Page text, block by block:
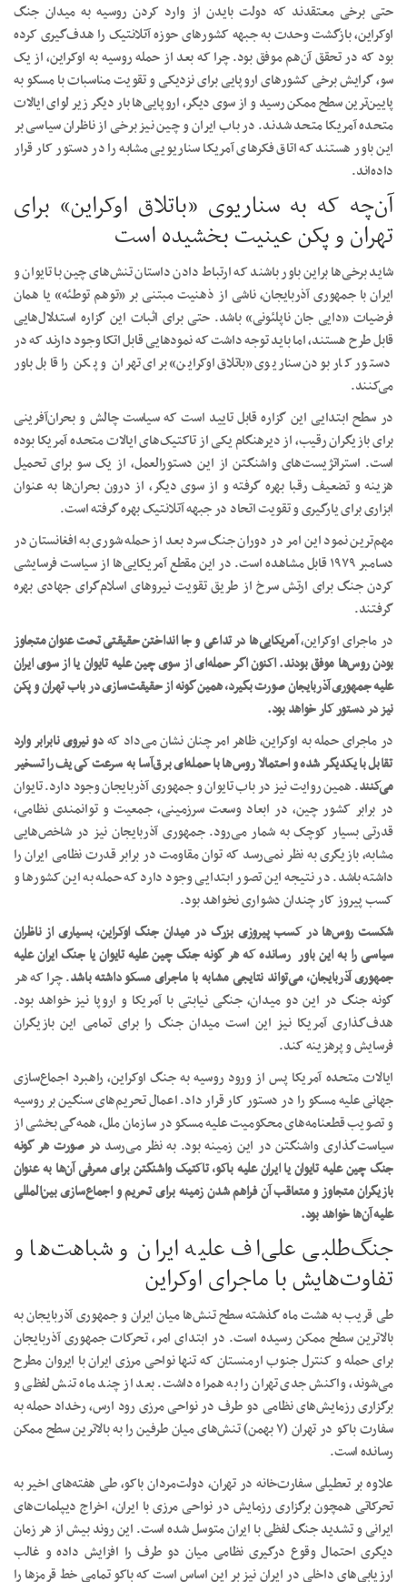
حتی برخی معتقدند که دولت بایدن از وارد کردن روسیه به میدان جنگ
اوکراین، بازگشت وحدت به جبهه کشور‌های حوزه آتلانتیک را هدف‌گیری کرده
بود که در تحقق آن‌هم موفق بود. چرا که بعد از حمله روسیه به اوکراین، از یک
سو، گرایش برخی کشور‌های اروپایی برای نزدیکی و تقویت مناسبات با مسکو به
پایین‌ترین سطح ممکن رسید و از سوی دیگر، اروپایی‌ها بار دیگر زیر لوای ایالات
متحده آمریکا متحد شدند. در باب ایران و چین نیز برخی از ناظران سیاسی بر
این باور هستند که اتاق فکر‌های آمریکا سناریویی مشابه را در دستور کار قرار
داده‌اند.
آن‌چه که به سناریوی «باتلاق اوکراین» برای
تهران و پکن عینیت بخشیده است
شاید برخی‌ها براین باور باشند که ارتباط دادن داستان تنش‌های چین با تایوان و
ایران با جمهوری آذربایجان، ناشی از ذهنیت مبتنی بر «توهم توطئه» یا همان
فرضیات «دایی جان ناپلئونی» باشد. حتی برای اثبات این گزاره استدلال‌هایی
قابل طرح هستند، اما باید توجه داشت که نمود‌هایی قابل اتکا وجود دارند که در
دستور کار بودن سناریوی «باتلاق اوکراین» برای تهران و پکن را قابل باور
می‌کنند.
در سطح ابتدایی این گزاره قابل تایید است که سیاست چالش و بحران‌آفرینی
برای بازیگران رقیب، از دیرهنگام یکی از تاکتیک‌های ایالات متحده آمریکا بوده
است. استراتژیست‌های واشنگتن از این دستورالعمل، از یک سو برای تحمیل
هزینه و تضعیف رقبا بهره گرفته و از سوی دیگر، از درون بحران‌ها به عنوان
ابزاری برای یارگیری و تقویت اتحاد در جبهه آتلانتیک بهره گرفته است.
مهم‌ترین نمود این امر در دوران جنگ سرد بعد از حمله شوری به افغانستان در
دسامبر ۱۹۷۹ قابل مشاهده است. در این مقطع آمریکایی‌ها از سیاست فرسایشی
کردن جنگ برای ارتش سرخ از طریق تقویت نیرو‌های اسلام‌گرای جهادی بهره
گرفتند.
در ماجرای اوکراین،آمریکایی‌ها در تداعی و جا انداختن حقیقتی تحت عنوان متجاوز
بودن روس‌ها موفق بودند. اکنون اگر حمله‌ای از سوی چین علیه تایوان یا از سوی ایران
علیه جمهوری آذربایجان صورت بگیرد، همین گونه از حقیقت‌سازی در باب تهران و پکن
نیز در دستور کار خواهد بود.
در ماجرای حمله به اوکراین، ظاهر امر چنان نشان می‌داد کهدو نیروی نابرابر وارد
تقابل با یکدیگر شده و احتمالا روس‌ها با حمله‌ای برق‌آسا به سرعت کی‌یف را تسخیر
می‌کنند. همین روایت نیز در باب تایوان و جمهوری آذربایجان وجود دارد. تایوان
در برابر کشور چین، در ابعاد وسعت سرزمینی، جمعیت و توانمندی نظامی،
قدرتی بسیار کوچک به شمار می‌رود. جمهوری آذربایجان نیز در شاخص‌هایی
مشابه، بازیگری به نظر نمی‌رسد که توان مقاومت در برابر قدرت نظامی ایران را
داشته باشد. در نتیجه این تصور ابتدایی وجود دارد که حمله به این کشور‌ها و
کسب پیروز کار چندان دشواری نخواهد بود.
شکست روس‌ها در کسب پیروزی بزرگ در میدان جنگ اوکراین، بسیاری از ناظران
سیاسی را به این باور رسانده که هر گونه جنگ چین علیه تایوان یا جنگ ایران علیه
جمهوری آذربایجان، می‌تواند نتایجی مشابه با ماجرای مسکو داشته باشد. چرا که هر
گونه جنگ در این دو میدان، جنگی نیابتی با آمریکا و اروپا نیز خواهد بود.
هدف‌گذاری آمریکا نیز این است میدان جنگ را برای تمامی این بازیگران
فرسایش و پرهزینه کند.
ایالات متحده آمریکا پس از ورود روسیه به جنگ اوکراین، راهبرد اجماع‌سازی
جهانی علیه مسکو را در دستور کار قرار داد. اعمال تحریم‌های سنگین بر روسیه
و تصویب قطعنامه‌های محکومیت علیه مسکو در سازمان ملل، همه‌گی بخشی از
سیاست‌گذاری واشنگتن در این زمینه بود. به نظر می‌رسد در صورت هر گونه
جنگ چین علیه تایوان یا ایران علیه باکو، تاکتیک واشنگتن برای معرفی آن‌ها به عنوان
بازیگران متجاوز و متعاقب آن فراهم شدن زمینه برای تحریم و اجماع‌سازی بین‌المللی
علیه آن‌ها خواهد بود.
جنگ‌طلبی علی‌اف علیه ایران و شباهت‌ها و
تفاوت‌هایش با ماجرای اوکراین
طی قریب به هشت ماه گذشته سطح تنش‌ها میان ایران و جمهوری آذربایجان به
بالاترین سطح ممکن رسیده است. در ابتدای امر، تحرکات جمهوری آذربایجان
برای حمله و کنترل جنوب ارمنستان که تنها نواحی مرزی ایران با ایروان مطرح
می‌شوند، واکنش جدی تهران را به همراه داشت. بعد از چند ماه تنش لفظی و
برگزاری رزمایش‌های نظامی دو طرف در نواحی مرزی رود ارس، رخداد حمله به
سفارت باکو در تهران (۷ بهمن) تنش‌های میان طرفین را به بالاترین سطح ممکن
رسانده است.
علاوه بر تعطیلی سفارت‌خانه در تهران، دولت‌مردان باکو، طی هفته‌های اخیر به
تحرکاتی همچون برگزاری رزمایش در نواحی مرزی با ایران، اخراج دیپلمات‌های
ایرانی و تشدید جنگ لفظی با ایران متوسل شده است. این روند بیش از هر زمان
دیگری احتمال وقوع درگیری نظامی میان دو طرف را افزایش داده و غالب
ارزیابی‌‎های داخلی در ایران نیز بر این اساس است که باکو تمامی خط قرمز‌ها را